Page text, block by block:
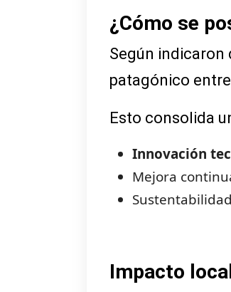
¿Cómo se
Según indicaron
patagónico
Esto consolida
Innovación
Mejora
Impacto